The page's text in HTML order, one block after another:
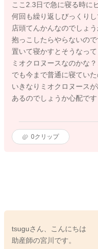
ここ2.3日で急に寝る時に
何回も繰り返しびっくり
店頭てんかんなのでしょう
抱っこしたらやらないの
置いて寝かすとそうなっ
ミオクロヌースなのかな
でも今まで普通に寝ていた
いきなりミオクロヌース
あるのでしょうか心配です
0クリップ
tsuguさん、こんにちは
助産師の宮川です。